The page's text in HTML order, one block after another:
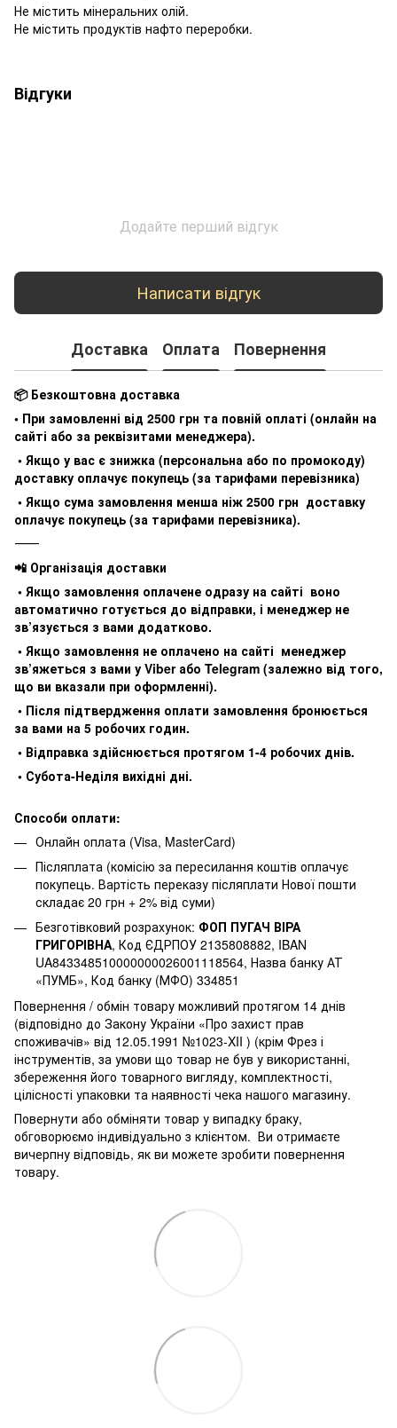
Не містить мінеральних олій.
Не містить продуктів нафто переробки.
Відгуки
Додайте перший відгук
Написати відгук
Доставка Оплата Повернення
📦 Безкоштовна доставка
• При замовленні від 2500 грн та повній оплаті (онлайн на
сайті або за реквізитами менеджера).
• Якщо у вас є знижка (персональна або по промокоду)
доставку оплачує покупець (за тарифами перевізника)
• Якщо сума замовлення менша ніж 2500 грн доставку
оплачує покупець (за тарифами перевізника).
⸻
📲 Організація доставки
• Якщо замовлення оплачене одразу на сайті воно
автоматично готується до відправки, і менеджер не
зв’язується з вами додатково.
• Якщо замовлення не оплачено на сайті менеджер
зв’яжеться з вами у Viber або Telegram (залежно від того,
що ви вказали при оформленні).
• Після підтвердження оплати замовлення бронюється
за вами на 5 робочих годин.
• Відправка здійснюється протягом 1-4 робочих днів.
• Субота-Неділя вихідні дні.
Способи оплати:
Онлайн оплата (Visa, MasterCard)
Післяплата (комісію за пересилання коштів оплачує
покупець. Вартість переказу післяплати Нової пошти
складає 20 грн + 2% від суми)
Безготівковий розрахунок: ФОП ПУГАЧ ВІРА
ГРИГОРІВНА, Код ЄДРПОУ 2135808882, IBAN
UA843348510000000026001118564, Назва банку АТ
«ПУМБ», Код банку (МФО) 334851
Повернення / обмін товару можливий протягом 14 днів
(відповідно до Закону України «Про захист прав
споживачів» від 12.05.1991 №1023-XII ) (крім Фрез і
інструментів, за умови що товар не був у використанні,
збереження його товарного вигляду, комплектності,
цілісності упаковки та наявності чека нашого магазину.
Повернути або обміняти товар у випадку браку,
обговорюємо індивідуально з клієнтом. Ви отримаєте
вичерпну відповідь, як ви можете зробити повернення
товару.